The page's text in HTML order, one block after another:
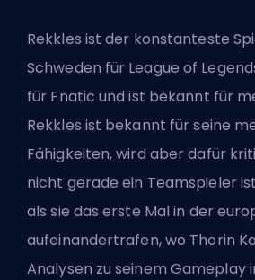
Rekkles ist der konstanteste
Schweden für League of
für Fnatic und ist bekannt für
Rekkles ist bekannt für seine
Fähigkeiten, wird aber dafür
nicht gerade ein Teamspieler
als sie das erste Mal in der
aufeinandertrafen, wo Thorin
Analysen zu seinem Gameplay